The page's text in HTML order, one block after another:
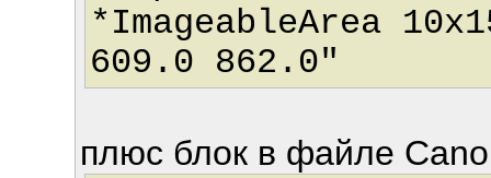
*ImageableArea
609.0 862.0"
плюс блок в файле